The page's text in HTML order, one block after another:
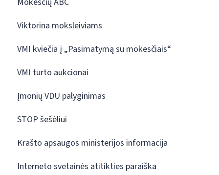
Viktorina moksleiviams
VMI kviečia į „Pasimatymą su mokesčiais“
VMI turto aukcionai
Įmonių VDU palyginimas
STOP šešėliui
Krašto apsaugos ministerijos informacija
Interneto svetainės atitikties paraiška